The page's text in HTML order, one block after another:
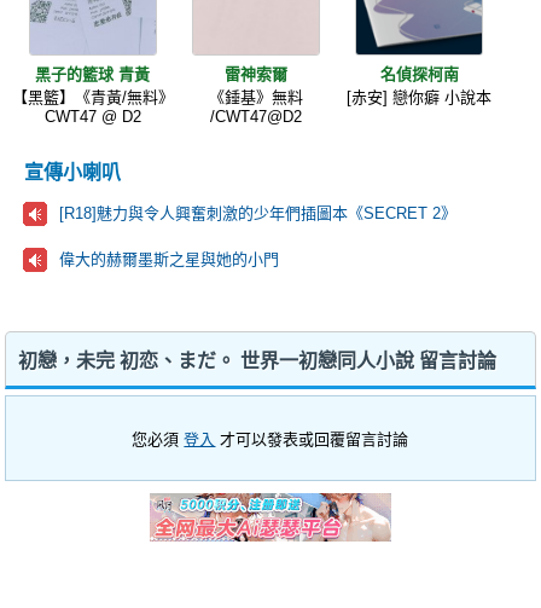
黑子的籃球 青黃
【黑籃】《青黃/無料》
CWT47 @ D2
雷神索爾
《錘基》無料
/CWT47@D2
名偵探柯南
[赤安] 戀你癖 小說本
宣傳小喇叭
[R18]魅力與令人興奮刺激的少年們插圖本《SECRET 2》
偉大的赫爾墨斯之星與她的小門
初戀，未完 初恋、まだ。 世界一初戀同人小說 留言討論
您必須登入 才可以發表或回覆留言討論